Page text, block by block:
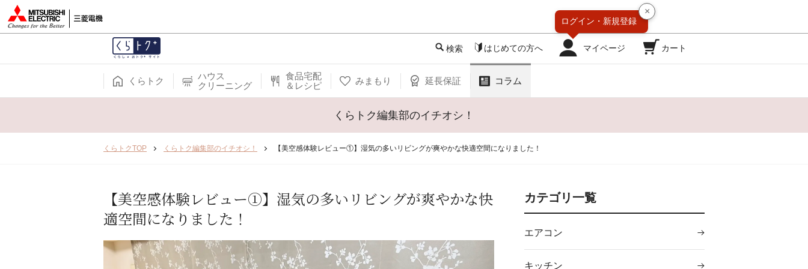
検索 はじめての方へ マイページ
×
ログイン・ 新規登録
カート
くらトク
ハウス
クリーニング
食品宅配
＆レシピ
みまもり 延長保証 コラム
くらトク編集部のイチオシ！
くらトクTOP くらトク編集部のイチオシ！ 【美空感体験レビュー①】湿気の多いリビングが爽やかな快適空間になりました！
【美空感体験レビュー①】湿気の多いリビングが爽やかな快
適空間になりました！
カテゴリ一覧
エアコン
キッチン